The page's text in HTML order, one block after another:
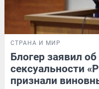
СТРАНА И МИР
Блогер заявил
сексуальности
признали